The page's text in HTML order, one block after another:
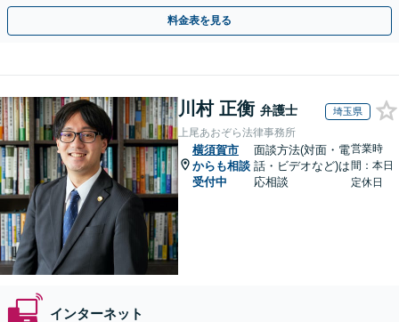
用面のリスクも包み隠さずお伝えしサポートします。
料金表を見る
川村 正衡 弁護士 埼玉県
上尾あおぞら法律事務所
横須賀市
からも相談
受付中
面談方法(対面・電
話・ビデオなど)は
応相談
営業時
間：本日
定休日
インターネット